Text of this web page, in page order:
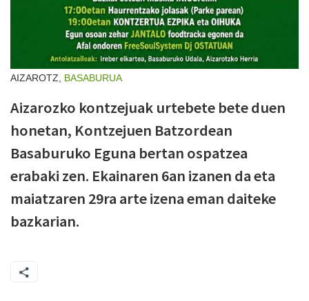
AIZAROTZ, BASABURUA
Aizarozko kontzejuak urtebete bete duen
honetan, Kontzejuen Batzordean
Basaburuko Eguna bertan ospatzea
erabaki zen. Ekainaren 6an izanen da eta
maiatzaren 29ra arte izena eman daiteke
bazkarian.